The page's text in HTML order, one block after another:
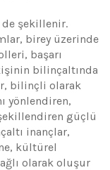
şekillenir.
birey üzerinde
başarı
bilinçaltında
bilinçli olarak
yönlendiren,
şekillendiren güçlü
inançlar,
kültürel
olarak oluşur